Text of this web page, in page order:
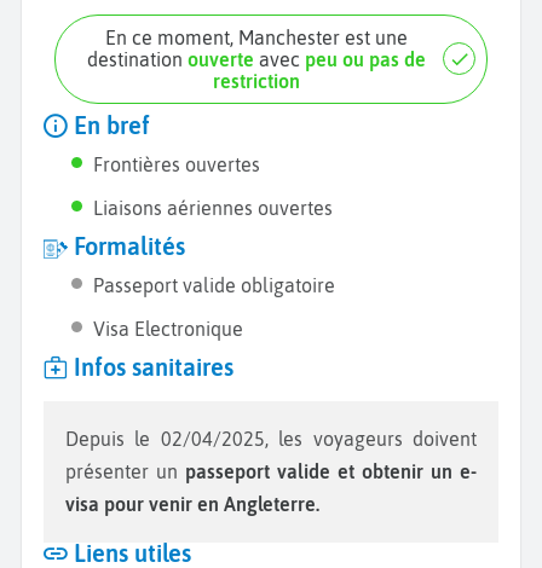
En ce moment, Manchester est une
destinationouverte avec peu ou pas de
restriction
En bref
Frontières ouvertes
Liaisons aériennes ouvertes
Formalités
Passeport valide obligatoire
Visa Electronique
Infos sanitaires
Depuis le 02/04/2025, les voyageurs doivent
présenter un passeport valide et obtenir un e-
visa pour venir en Angleterre.
Liens utiles